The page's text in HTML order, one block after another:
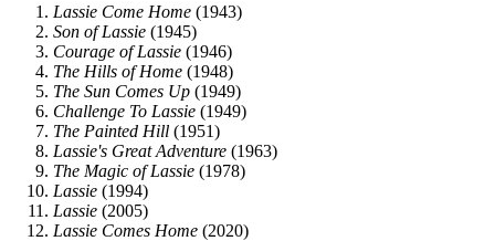
Lassie Come Home (1943)
Son of Lassie (1945)
Courage of Lassie (1946)
The Hills of Home (1948)
The Sun Comes Up (1949)
Challenge To Lassie (1949)
The Painted Hill (1951)
Lassie's Great Adventure (1963)
The Magic of Lassie (1978)
Lassie (1994)
Lassie (2005)
Lassie Comes Home (2020)